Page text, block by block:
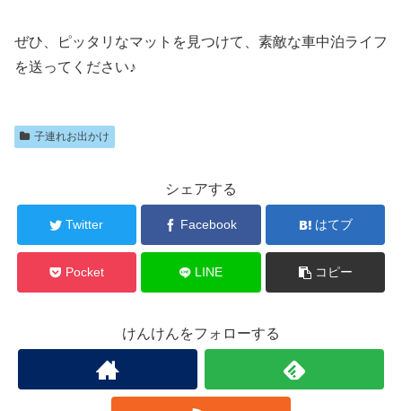
ぜひ、ピッタリなマットを見つけて、素敵な車中泊ライフ
を送ってください♪
子連れお出かけ
シェアする
Twitter Facebook はてブ
Pocket LINE コピー
けんけんをフォローする